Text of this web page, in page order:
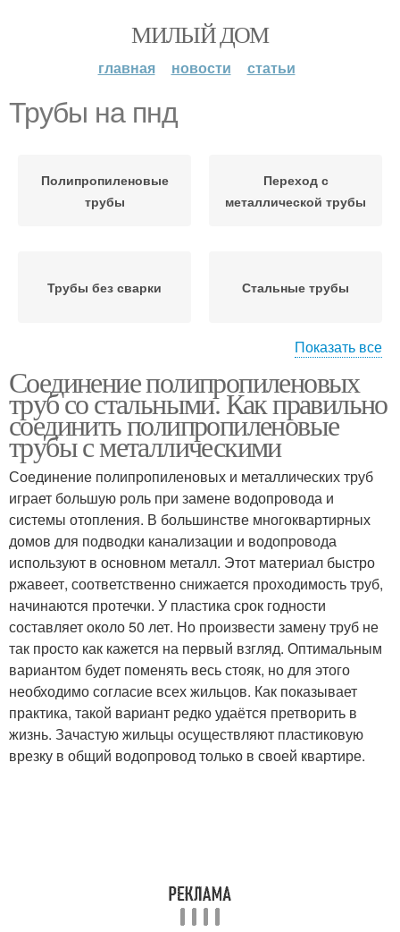
МИЛЫЙ ДОМ
главная новости статьи
Трубы на пнд
Полипропиленовые
трубы
Переход с
металлической трубы
Трубы без сварки Стальные трубы
Трубы на фитингах
металлопластика
Трубы на полипропилен
Показать все
Соединение полипропиленовых
труб со стальными. Как правильно
соединить полипропиленовые
трубы с металлическими
Соединение полипропиленовых и металлических труб
играет большую роль при замене водопровода и
системы отопления. В большинстве многоквартирных
домов для подводки канализации и водопровода
используют в основном металл. Этот материал быстро
ржавеет, соответственно снижается проходимость труб,
начинаются протечки. У пластика срок годности
составляет около 50 лет. Но произвести замену труб не
так просто как кажется на первый взгляд. Оптимальным
вариантом будет поменять весь стояк, но для этого
необходимо согласие всех жильцов. Как показывает
практика, такой вариант редко удаётся претворить в
жизнь. Зачастую жильцы осуществляют пластиковую
врезку в общий водопровод только в своей квартире.